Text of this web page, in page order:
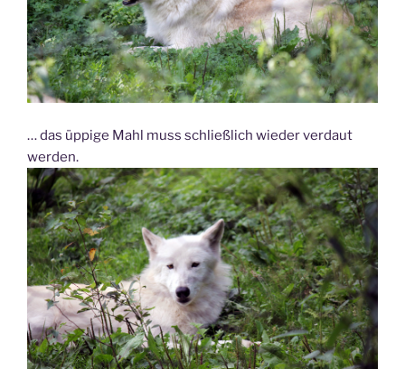
… das üppige Mahl muss schließlich wieder verdaut
werden.